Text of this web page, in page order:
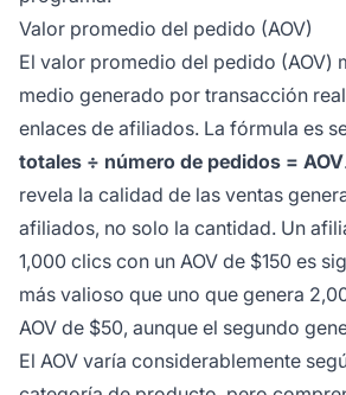
Valor promedio del pedido (AOV)
El valor promedio del pedido (AOV)
medio generado por transacción
enlaces de afiliados. La fórmula es
totales ÷ número de pedidos = AOV
revela la calidad de las ventas
afiliados, no solo la cantidad. Un
1,000 clics con un AOV de $150 es
más valioso que uno que genera
AOV de $50, aunque el segundo
El AOV varía considerablemente